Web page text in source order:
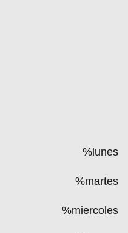
%lunes
%martes
%miercoles